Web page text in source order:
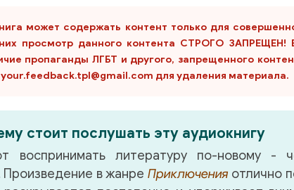
может содержать контент только для
просмотр данного контента СТРОГО ЗАПРЕЩЕН!
пропаганды ЛГБТ и другого, запрещенного
your.feedback.tpl@gmail.com для удаления материала.
стоит послушать эту аудиокнигу
воспринимать литературу по-новому -
Произведение в жанре Приключения отлично